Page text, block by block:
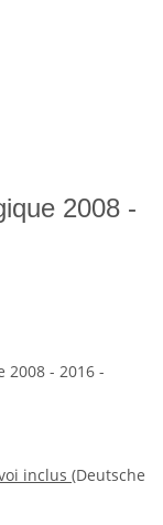
2008 -
- 2016 -
inclus (Deutsche